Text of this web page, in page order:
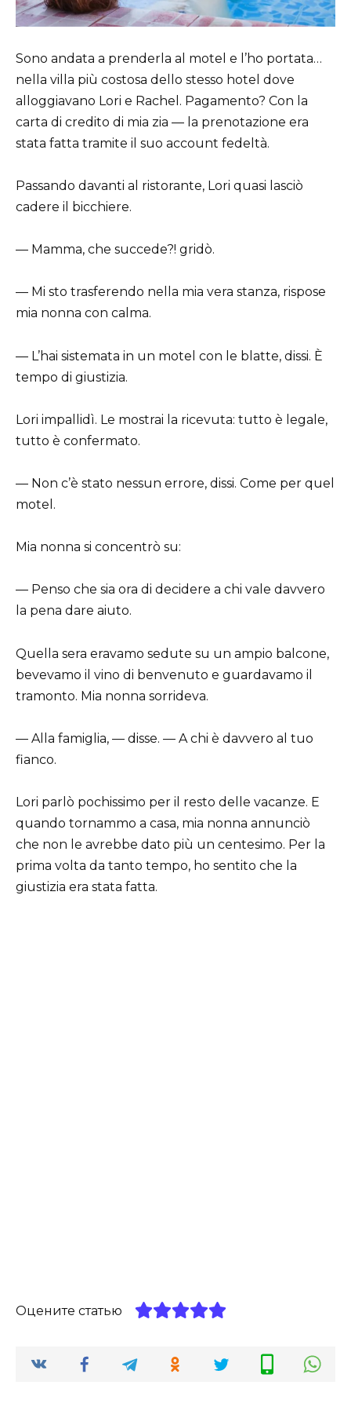
Sono andata a prenderla al motel e l’ho portata…
nella villa più costosa dello stesso hotel dove
alloggiavano Lori e Rachel. Pagamento? Con la
carta di credito di mia zia — la prenotazione era
stata fatta tramite il suo account fedeltà.
Passando davanti al ristorante, Lori quasi lasciò
cadere il bicchiere.
— Mamma, che succede?! gridò.
— Mi sto trasferendo nella mia vera stanza, rispose
mia nonna con calma.
— L’hai sistemata in un motel con le blatte, dissi. È
tempo di giustizia.
Lori impallidì. Le mostrai la ricevuta: tutto è legale,
tutto è confermato.
— Non c’è stato nessun errore, dissi. Come per quel
motel.
Mia nonna si concentrò su:
— Penso che sia ora di decidere a chi vale davvero
la pena dare aiuto.
Quella sera eravamo sedute su un ampio balcone,
bevevamo il vino di benvenuto e guardavamo il
tramonto. Mia nonna sorrideva.
— Alla famiglia, — disse. — A chi è davvero al tuo
fianco.
Lori parlò pochissimo per il resto delle vacanze. E
quando tornammo a casa, mia nonna annunciò
che non le avrebbe dato più un centesimo. Per la
prima volta da tanto tempo, ho sentito che la
giustizia era stata fatta.
Оцените статью